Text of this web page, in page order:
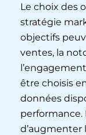
Le choix des
stratégie
objectifs
ventes, la
être choisis
données
performance.
d’augmenter